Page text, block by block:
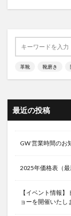
革靴 靴磨き
最近の投稿
GW 営業時間のお
2025年価格表（最
【イベント情報
ョーを開催いたし